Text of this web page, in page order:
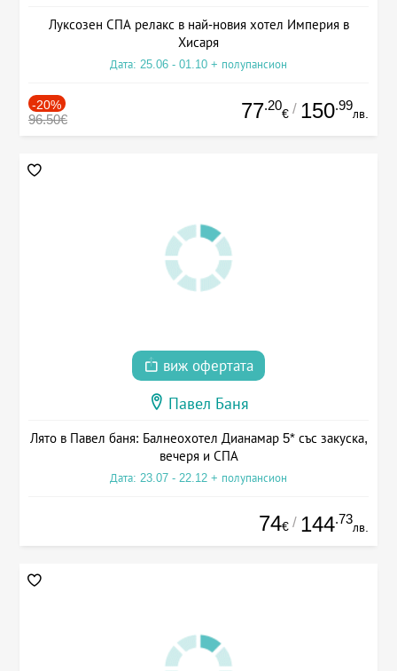
Луксозен СПА релакс в най-новия хотел Империя в
Хисаря
Дата: 25.06 - 01.10 + полупансион
-20%
96.50€ 77.20
€ / 150.99
лв.
виж офертата
Павел Баня
Лято в Павел баня: Балнеохотел Дианамар 5* със закуска,
вечеря и СПА
Дата: 23.07 - 22.12 + полупансион
74€ / 144.73
лв.